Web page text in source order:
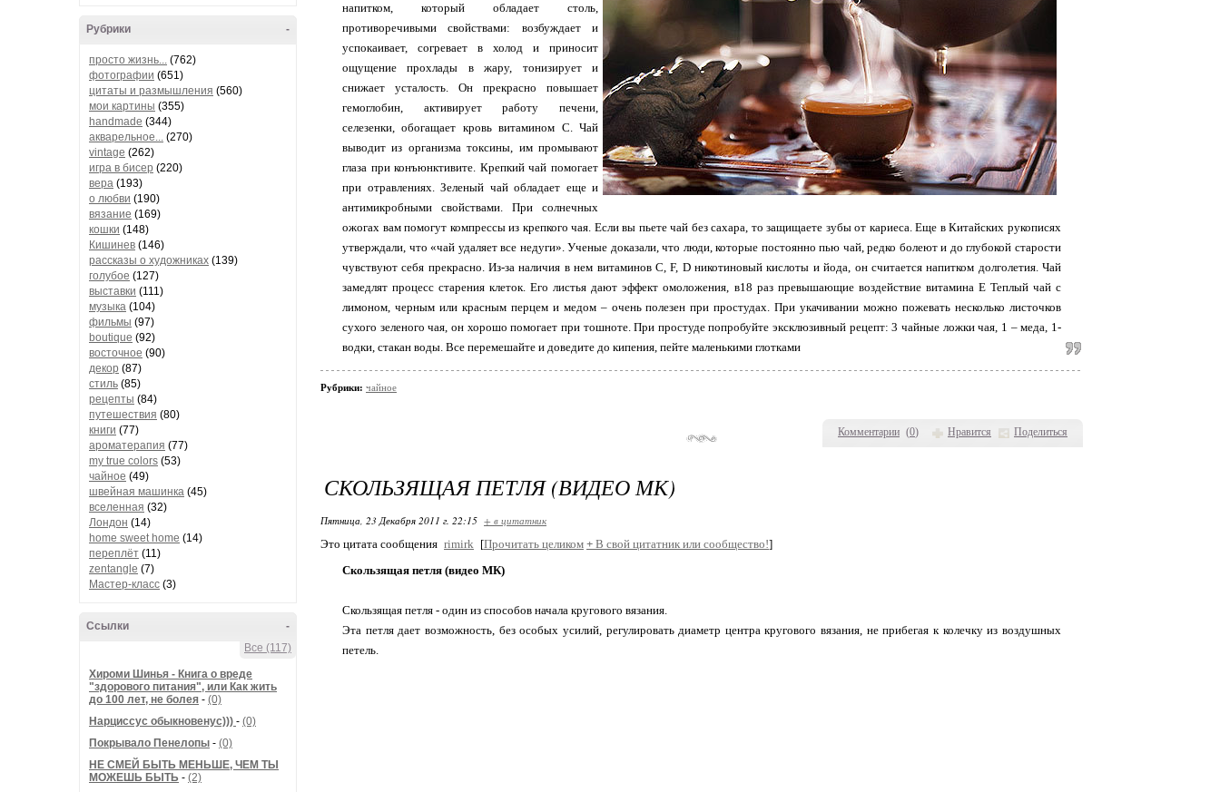
-
Рубрики
просто жизнь... (762)
фотографии (651)
цитаты и размышления (560)
мои картины (355)
handmade (344)
акварельное... (270)
vintage (262)
игра в бисер (220)
вера (193)
о любви (190)
вязание (169)
кошки (148)
Кишинев (146)
рассказы о художниках (139)
голубое (127)
выставки (111)
музыка (104)
фильмы (97)
boutique (92)
восточное (90)
декор (87)
стиль (85)
рецепты (84)
путешествия (80)
книги (77)
ароматерапия (77)
my true colors (53)
чайное (49)
швейная машинка (45)
вселенная (32)
Лондон (14)
home sweet home (14)
переплёт (11)
zentangle (7)
Мастер-класс (3)
-
Ссылки
Все (117)
Хироми Шинья - Книга о вреде
"здорового питания", или Как жить
до 100 лет, не болея - (0)
Нарциссус обыкновенус))) - (0)
Покрывало Пенелопы - (0)
НЕ СМЕЙ БЫТЬ МЕНЬШЕ, ЧЕМ ТЫ
МОЖЕШЬ БЫТЬ - (2)
Комментарии (0) Нравится Поделиться
напитком, который обладает столь,
противоречивыми свойствами: возбуждает и
успокаивает, согревает в холод и приносит
ощущение прохлады в жару, тонизирует и
снижает усталость. Он прекрасно повышает
гемоглобин, активирует работу печени,
селезенки, обогащает кровь витамином С. Чай
выводит из организма токсины, им промывают
глаза при конъюнктивите. Крепкий чай помогает
при отравлениях. Зеленый чай обладает еще и
антимикробными свойствами. При солнечных
ожогах вам помогут компрессы из крепкого чая. Если вы пьете чай без сахара, то защищаете зубы от кариеса. Еще в Китайских рукописях
утверждали, что «чай удаляет все недуги». Ученые доказали, что люди, которые постоянно пью чай, редко болеют и до глубокой старости
чувствуют себя прекрасно. Из-за наличия в нем витаминов С, F, D никотиновый кислоты и йода, он считается напитком долголетия. Чай
замедлят процесс старения клеток. Его листья дают эффект омоложения, в18 раз превышающие воздействие витамина Е Теплый чай с
лимоном, черным или красным перцем и медом – очень полезен при простудах. При укачивании можно пожевать несколько листочков
сухого зеленого чая, он хорошо помогает при тошноте. При простуде попробуйте эксклюзивный рецепт: 3 чайные ложки чая, 1 – меда, 1-
водки, стакан воды. Все перемешайте и доведите до кипения, пейте маленькими глотками
Рубрики: чайное
СКОЛЬЗЯЩАЯ ПЕТЛЯ (ВИДЕО МК)
Пятница, 23 Декабря 2011 г. 22:15 + в цитатник
Это цитата сообщения rimirk [Прочитать целиком + В свой цитатник или сообщество!]
Скользящая петля (видео МК)
Скользящая петля - один из способов начала кругового вязания.
Эта петля дает возможность, без особых усилий, регулировать диаметр центра кругового вязания, не прибегая к колечку из воздушных
петель.